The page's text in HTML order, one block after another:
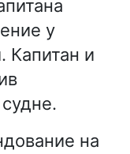
у
Капитан и
на